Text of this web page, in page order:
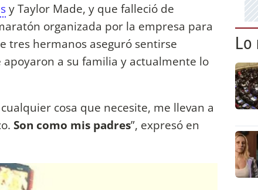
y Taylor Made, y que falleció de
organizada por la empresa para
tres hermanos aseguró sentirse
a su familia y actualmente lo
cosa que necesite, me llevan a
Son como mis padres”, expresó en
Lo